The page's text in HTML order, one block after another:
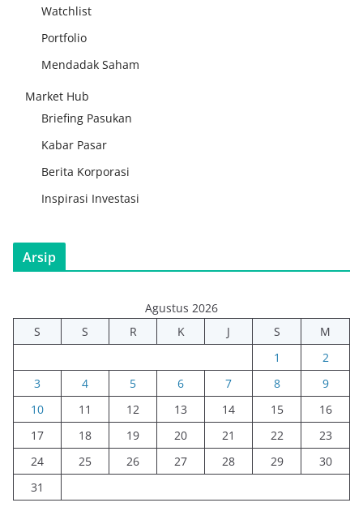
Watchlist
Portfolio
Mendadak Saham
Market Hub
Briefing Pasukan
Kabar Pasar
Berita Korporasi
Inspirasi Investasi
Arsip
Agustus 2026
S
S R K J S
M
1
2
3
4 5 6 7 8
9
10
11 12 13 14 15
16
17
18 19 20 21 22
23
24
25 26 27 28 29
30
31